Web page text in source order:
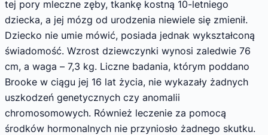
tej pory mleczne zęby, tkankę kostną 10-letniego
dziecka, a jej mózg od urodzenia niewiele się zmienił.
Dziecko nie umie mówić, posiada jednak wykształconą
świadomość. Wzrost dziewczynki wynosi zaledwie 76
cm, a waga – 7,3 kg. Liczne badania, którym poddano
Brooke w ciągu jej 16 lat życia, nie wykazały żadnych
uszkodzeń genetycznych czy anomalii
chromosomowych. Również leczenie za pomocą
środków hormonalnych nie przyniosło żadnego skutku.